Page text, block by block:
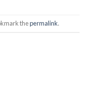
thepermalink.